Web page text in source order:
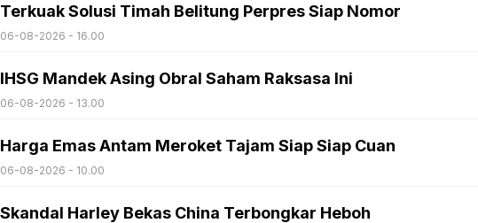
Terkuak Solusi Timah Belitung Perpres Siap Nomor
06-08-2026 - 16.00
IHSG Mandek Asing Obral Saham Raksasa Ini
06-08-2026 - 13.00
Harga Emas Antam Meroket Tajam Siap Siap Cuan
06-08-2026 - 10.00
Skandal Harley Bekas China Terbongkar Heboh